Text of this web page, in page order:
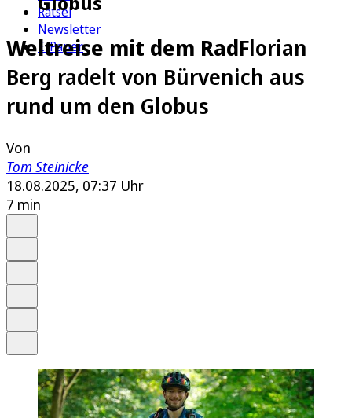
Rätsel
Newsletter
E-Paper
Weltreise mit dem RadFlorian
Berg radelt von Bürvenich aus
rund um den Globus
Von
Tom Steinicke
18.08.2025, 07:37 Uhr
7 min